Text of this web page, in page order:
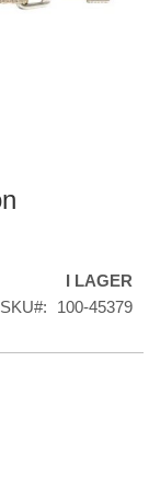
I LAGER
SKU
100-45379